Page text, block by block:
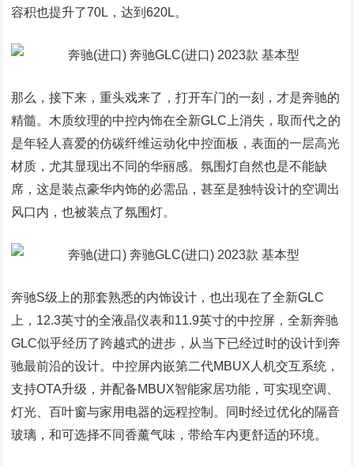
容积也提升了70L，达到620L。
那么，接下来，重头戏来了，打开车门的一刻，才是奔驰的
精髓。木质纹理的中控内饰在全新GLC上消失，取而代之的
是年轻人喜爱的仿碳纤维运动化中控面板，表面的一层高光
材质，尤其显现出不同的华丽感。氛围灯自然也是不能缺
席，这是装点豪华内饰的必需品，甚至是独特设计的空调出
风口内，也被装点了氛围灯。
奔驰S级上的那套熟悉的内饰设计，也出现在了全新GLC
上，12.3英寸的全液晶仪表和11.9英寸的中控屏，全新奔驰
GLC似乎经历了跨越式的进步，从当下已经过时的设计到奔
驰最前沿的设计。中控屏内嵌第二代MBUX人机交互系统，
支持OTA升级，并配备MBUX智能家居功能，可实现空调、
灯光、百叶窗与家用电器的远程控制。同时经过优化的隔音
玻璃，和可选择不同香薰气味，带给车内更舒适的环境。